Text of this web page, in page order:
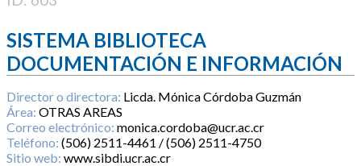
SISTEMA BIBLIOTECA
DOCUMENTACIÓN E INFORMACIÓN
Director o directora: Licda. Mónica Córdoba Guzmán
Área: OTRAS AREAS
Correo electrónico: monica.cordoba@ucr.ac.cr
Teléfono: (506) 2511-4461 / (506) 2511-4750
Sitio web: www.sibdi.ucr.ac.cr